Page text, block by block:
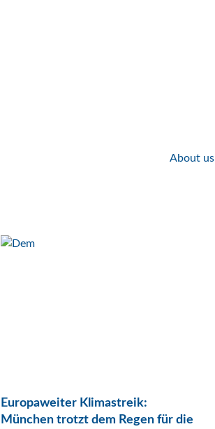
About us
Europaweiter Klimastreik:
München trotzt dem Regen für die